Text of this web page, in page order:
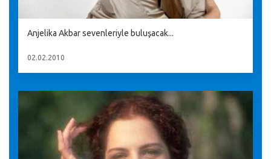
Anjelika Akbar sevenleriyle buluşacak...
02.02.2010